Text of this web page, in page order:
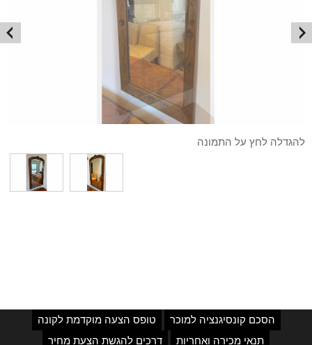
להגדלה לחץ על התמונה
הסכם קונסיגנציה למוכר
טופס הצעה מוקדמת לקונה
תנאי מכירה ואחריות
דרכים להגשת הצעת מחיר